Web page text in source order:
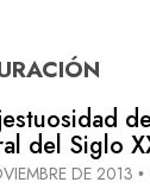
del Siglo
DE 2013 •